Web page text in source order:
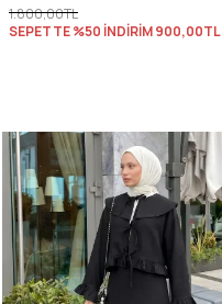
1.800,00TL
SEPETTE %50 İNDİRİM900,00TL